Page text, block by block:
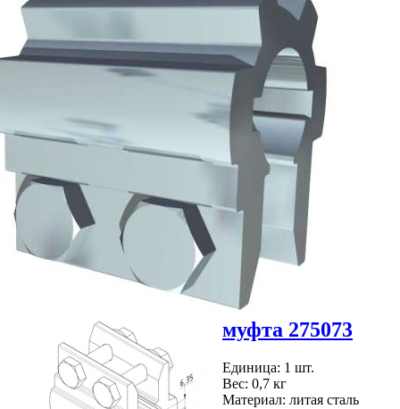
муфта 275073
Единица: 1 шт.
Вес: 0,7 кг
Материал: литая сталь